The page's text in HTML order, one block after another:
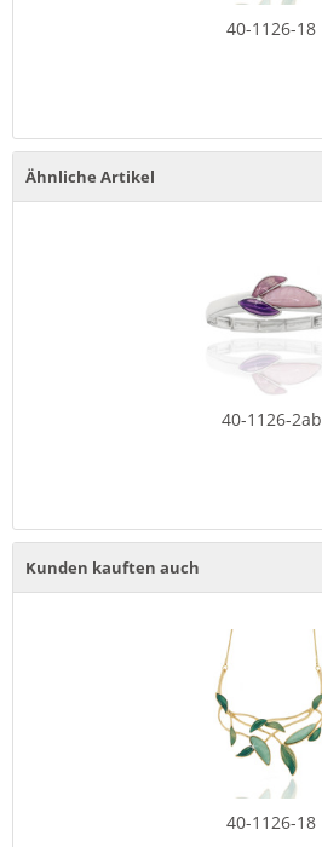
40-1126-18
Ähnliche Artikel
40-1126-2ab
Kunden kauften auch
40-1126-18